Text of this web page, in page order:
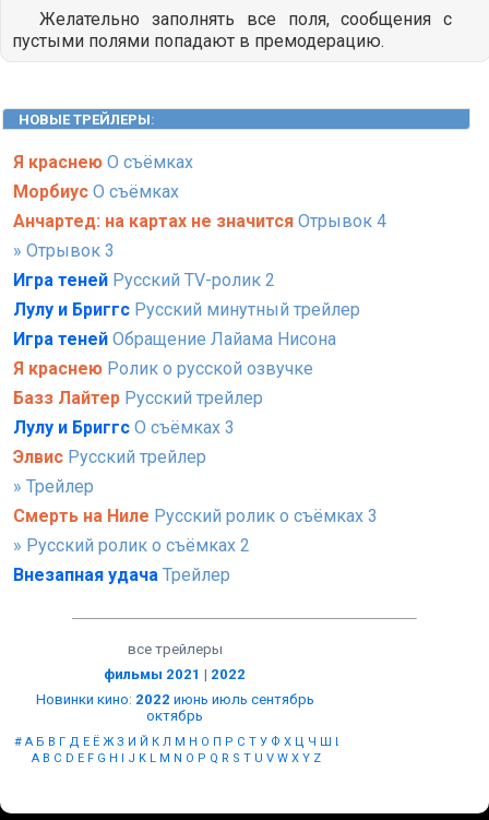
Желательно заполнять все поля, сообщения с
пустыми полями попадают в премодерацию.
НОВЫЕ ТРЕЙЛЕРЫ:
Я краснею О съёмках
Морбиус О съёмках
Анчартед: на картах не значится Отрывок 4
» Отрывок 3
Игра теней Русский TV-ролик 2
Лулу и Бриггс Русский минутный трейлер
Игра теней Обращение Лайама Нисона
Я краснею Ролик о русской озвучке
Базз Лайтер Русский трейлер
Лулу и Бриггс О съёмках 3
Элвис Русский трейлер
» Трейлер
Смерть на Ниле Русский ролик о съёмках 3
» Русский ролик о съёмках 2
Внезапная удача Трейлер
все трейлеры
фильмы 2021 | 2022
Новинки кино: 2022 июнь июль сентябрь
октябрь
# А Б В Г Д Е Ё Ж З И Й К Л М Н О П Р С Т У Ф Х Ц Ч Ш Щ
A B C D E F G H I J K L M N O P Q R S T U V W X Y Z